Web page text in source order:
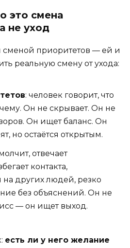
это смена
не уход
сменой приоритетов — ей и
реальную смену от ухода:
: человек говорит, что
Он не скрывает. Он не
Он ищет баланс. Он
но остаётся открытым.
отвечает
контакта,
на других людей, резко
без объяснений. Он не
— он ищет выход.
есть ли у него желание